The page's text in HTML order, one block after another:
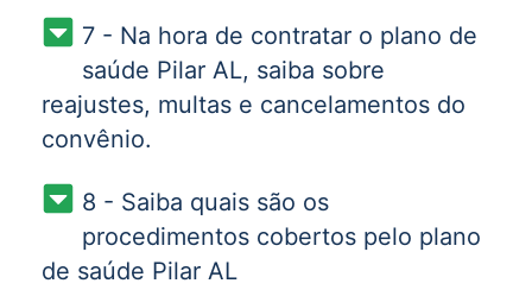
7 - Na hora de contratar o plano de
saúde Pilar AL, saiba sobre
reajustes, multas e cancelamentos do
convênio.
8 - Saiba quais são os
procedimentos cobertos pelo plano
de saúde Pilar AL